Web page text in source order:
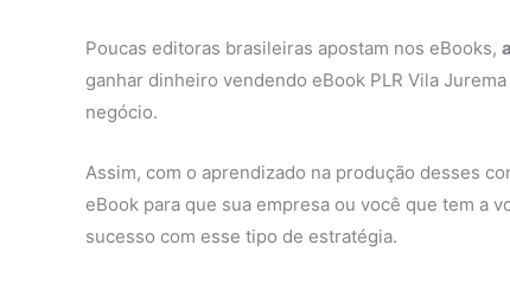
Poucas editoras brasileiras apostam nos eBooks,
ganhar dinheiro vendendo eBook PLR Vila Jurema
negócio.
Assim, com o aprendizado na produção desses
eBook para que sua empresa ou você que tem a
sucesso com esse tipo de estratégia.